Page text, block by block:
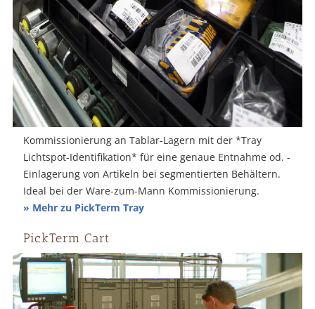
Kommissionierung an Tablar-Lagern mit der *Tray
Lichtspot-Identifikation* für eine genaue Entnahme od. -
Einlagerung von Artikeln bei segmentierten Behältern.
Ideal bei der Ware-zum-Mann Kommissionierung.
» Mehr zu PickTerm Tray
PickTerm Cart